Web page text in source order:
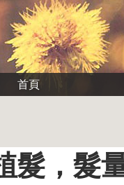
首頁
髮，髮